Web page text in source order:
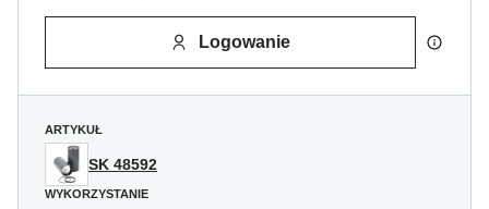
Logowanie
ARTYKUŁ
SK 48592
WYKORZYSTANIE